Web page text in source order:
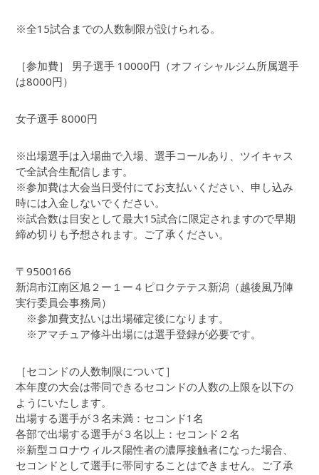
※全15試合までの人数制限が設けられる。
［参加費］ 男子選手 10000円（オフィシャルジム所属選手
は8000円）
女子選手 8000円
※出場選手は入場曲で入場、選手コールあり、ツイキャス
で全試合生配信します。
※参加費は大会当日受付にてお支払いください、申し込み
時には入金しないでください。
※試合数は目安として最大15試合に限定されますので早期
締め切りも予想されます。ご了承ください。
〒9500166
新潟市江南区旭２ー１ー４ピロクテテス新潟（越後風乃陣
実行委員会事務局）
※参加費支払いは出場確定後になります。
※アマチュア修斗出場には選手登録が必要です。
［セコンドの人数制限について］
本年度の大会は帯同できるセコンドの人数の上限を以下の
ようにいたします。
出場する選手が３名未満：セコンド1名
各部で出場する選手が３名以上：セコンド２名
※新型コロナウィルス陽性者の濃厚接触者になった場合、
セコンドとして選手に帯同することはできません。ご了承